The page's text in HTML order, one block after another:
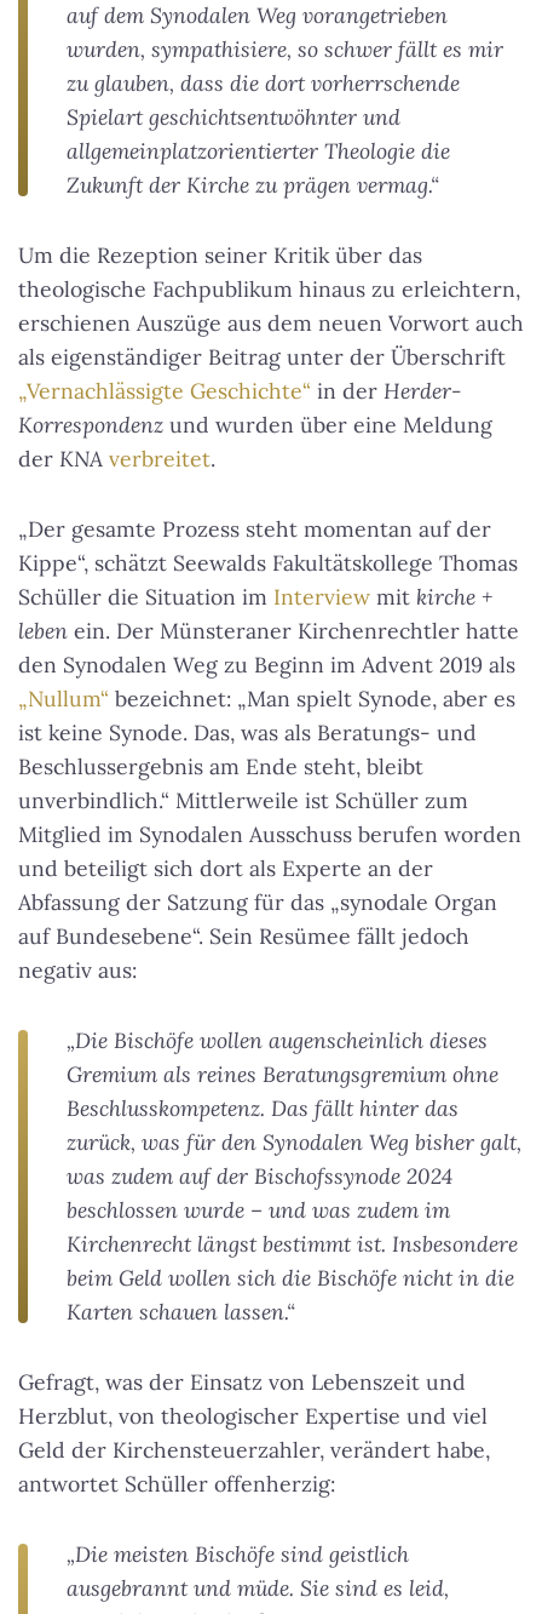
auf dem Synodalen Weg vorangetrieben
wurden, sympathisiere, so schwer fällt es mir
zu glauben, dass die dort vorherrschende
Spielart geschichtsentwöhnter und
allgemeinplatzorientierter Theologie die
Zukunft der Kirche zu prägen vermag.“
Um die Rezeption seiner Kritik über das
theologische Fachpublikum hinaus zu erleichtern,
erschienen Auszüge aus dem neuen Vorwort auch
als eigenständiger Beitrag unter der Überschrift
„Vernachlässigte Geschichte“ in der Herder-
Korrespondenz und wurden über eine Meldung
der KNA verbreitet.
„Der gesamte Prozess steht momentan auf der
Kippe“, schätzt Seewalds Fakultätskollege Thomas
Schüller die Situation im Interview mit kirche +
leben ein. Der Münsteraner Kirchenrechtler hatte
den Synodalen Weg zu Beginn im Advent 2019 als
„Nullum“ bezeichnet: „Man spielt Synode, aber es
ist keine Synode. Das, was als Beratungs- und
Beschlussergebnis am Ende steht, bleibt
unverbindlich.“ Mittlerweile ist Schüller zum
Mitglied im Synodalen Ausschuss berufen worden
und beteiligt sich dort als Experte an der
Abfassung der Satzung für das „synodale Organ
auf Bundesebene“. Sein Resümee fällt jedoch
negativ aus:
„Die Bischöfe wollen augenscheinlich dieses
Gremium als reines Beratungsgremium ohne
Beschlusskompetenz. Das fällt hinter das
zurück, was für den Synodalen Weg bisher galt,
was zudem auf der Bischofssynode 2024
beschlossen wurde – und was zudem im
Kirchenrecht längst bestimmt ist. Insbesondere
beim Geld wollen sich die Bischöfe nicht in die
Karten schauen lassen.“
Gefragt, was der Einsatz von Lebenszeit und
Herzblut, von theologischer Expertise und viel
Geld der Kirchensteuerzahler, verändert habe,
antwortet Schüller offenherzig:
„Die meisten Bischöfe sind geistlich
ausgebrannt und müde. Sie sind es leid,